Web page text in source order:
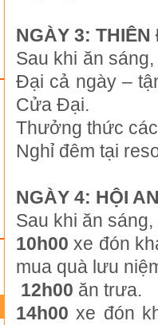
NGÀY 3:
Sau khi ăn
Đại cả ngày –
Cửa Đại.
Thưởng thức
Nghỉ đêm tại
NGÀY 4: HỘI
Sau khi ăn
10h00xe đón
mua quà lưu
12h00 ăn trưa.
14h00 xe đón